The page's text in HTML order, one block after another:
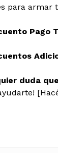
para armar
Pago
duda